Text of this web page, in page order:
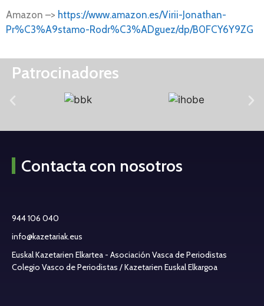
Amazon –> https://www.amazon.es/Virii-Jonathan-
Pr%C3%A9stamo-Rodr%C3%ADguez/dp/B0FCY6Y9ZG
Patrocinadores
Contacta con nosotros
944 106 040
info@kazetariak.eus
Euskal Kazetarien Elkartea - Asociación Vasca de Periodistas
Colegio Vasco de Periodistas / Kazetarien Euskal Elkargoa